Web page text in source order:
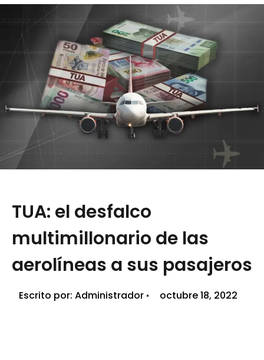
TUA: el desfalco
multimillonario de las
aerolíneas a sus pasajeros
Escrito por: Administrador octubre 18, 2022